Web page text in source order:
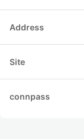
Address
Site
connpass